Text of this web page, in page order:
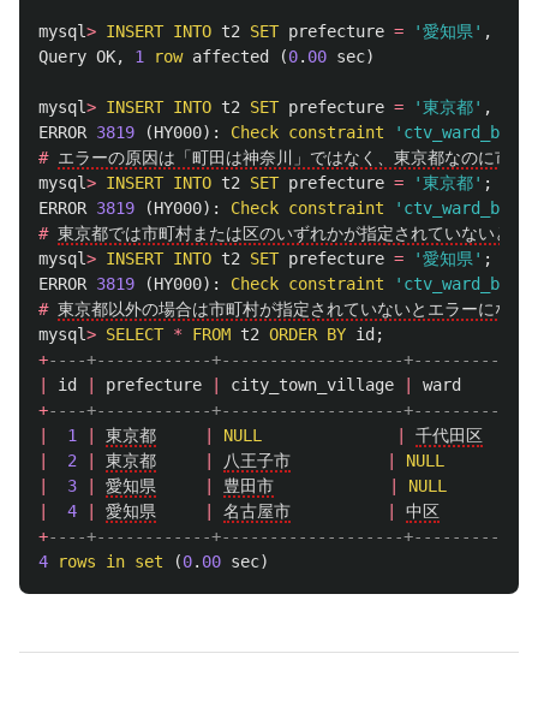
mysql> INSERT INTO t2 SET prefecture = '愛知県' ,
Query OK, 1 row affected (0. 00 sec)
mysql> INSERT INTO t2 SET prefecture = '東京都' ,
ERROR 3819 (HY000): Check constraint
# エラーの原因は「町田は神奈川」ではなく、東京都なのに市町
mysql> INSERT INTO t2 SET prefecture = '東京都' ;
ERROR 3819 (HY000): Check constraint
# 東京都では市町村または区のいずれかが指定されていないとエ
mysql> INSERT INTO t2 SET prefecture = '愛知県' ;
ERROR 3819 (HY000): Check constraint
# 東京都以外の場合は市町村が指定されていないとエラーになる
mysql> SELECT * FROM t2 ORDER BY id ;
+----+------------+-------------------
id prefecture city_town_village
ward
+----+------------+-------------------
1 東京都 NULL 千代田区
2 東京都 八王子市 NULL
3 愛知県 豊田市 NULL
4 愛知県 名古屋市 中区
+----+------------+-------------------
4
rows in set (0. 00 sec)